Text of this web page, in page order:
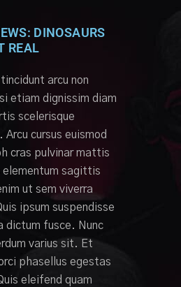
DINOSAURS
REAL
arcu non
etiam dignissim diam
scelerisque
cursus euismod
cras pulvinar mattis
sagittis
ut sem viverra
ipsum suspendisse
dictum fusce. Nunc
varius sit. Et
phasellus egestas
eleifend quam